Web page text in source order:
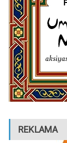
REKLAMA